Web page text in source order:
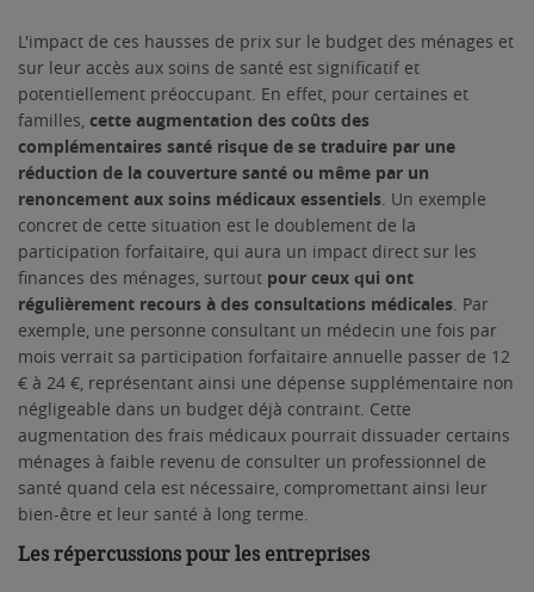
L'impact de ces hausses de prix sur le budget des ménages et
sur leur accès aux soins de santé est significatif et
potentiellement préoccupant. En effet, pour certaines et
familles, cette augmentation des coûts des
complémentaires santé risque de se traduire par une
réduction de la couverture santé ou même par un
renoncement aux soins médicaux essentiels. Un exemple
concret de cette situation est le doublement de la
participation forfaitaire, qui aura un impact direct sur les
finances des ménages, surtout pour ceux qui ont
régulièrement recours à des consultations médicales. Par
exemple, une personne consultant un médecin une fois par
mois verrait sa participation forfaitaire annuelle passer de 12
€ à 24 €, représentant ainsi une dépense supplémentaire non
négligeable dans un budget déjà contraint. Cette
augmentation des frais médicaux pourrait dissuader certains
ménages à faible revenu de consulter un professionnel de
santé quand cela est nécessaire, compromettant ainsi leur
bien-être et leur santé à long terme.
Les répercussions pour les entreprises